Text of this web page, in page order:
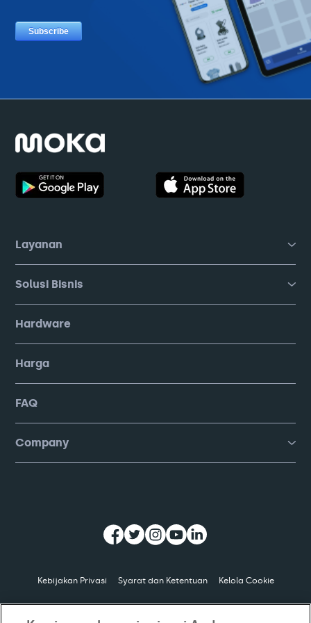
Layanan
Solusi Bisnis
Hardware
Harga
FAQ
Company
Kebijakan Privasi Syarat dan Ketentuan Kelola Cookie